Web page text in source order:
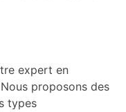
expert en
proposons des
types